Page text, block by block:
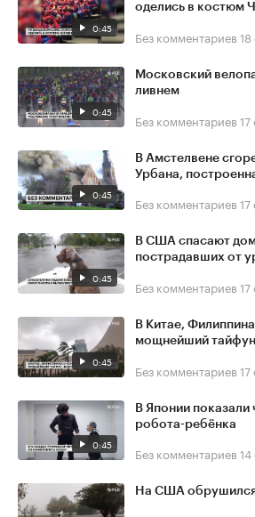
0:45
оделись в костюм
Без комментариев
0:45
Московский
ливнем
Без комментариев 17
0:45
В Амстелвене
Урбана,
Без комментариев
0:45
В США спасают
пострадавших от
Без комментариев
0:45
В Китае,
мощнейший тайфун
Без комментариев
0:45
В Японии
робота-ребёнка
Без комментариев
На США обрушился